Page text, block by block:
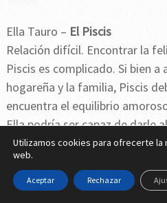
Ella Tauro – El Piscis
Relación difícil. Encontrar la
Piscis es complicado. Si bien
hogareña y la familia, Piscis
encuentra el equilibrio
Ella podría ser capaz de darle
estabilidad afectiva y el
necesita, pues él carece de la
por sí mismo. Es casi
Utilizamos cookies para ofrecerte la
web.
Aceptar Rechazar